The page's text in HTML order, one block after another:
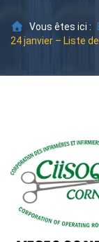
Vous êtes ici :
24 janvier – Liste